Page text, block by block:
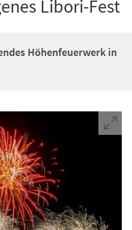
Libori-Fest
Höhenfeuerwerk in